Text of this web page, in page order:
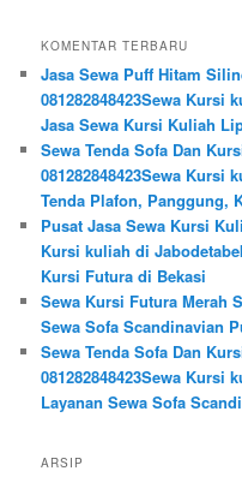
KOMENTAR TERBARU
Jasa Sewa Puff Hitam
081282848423Sewa Kursi
Jasa Sewa Kursi Kuliah
Sewa Tenda Sofa Dan
081282848423Sewa Kursi
Tenda Plafon, Panggung,
Pusat Jasa Sewa Kursi
Kursi kuliah di
Kursi Futura di Bekasi
Sewa Kursi Futura Merah
Sewa Sofa Scandinavian
Sewa Tenda Sofa Dan
081282848423Sewa Kursi
Layanan Sewa Sofa
ARSIP